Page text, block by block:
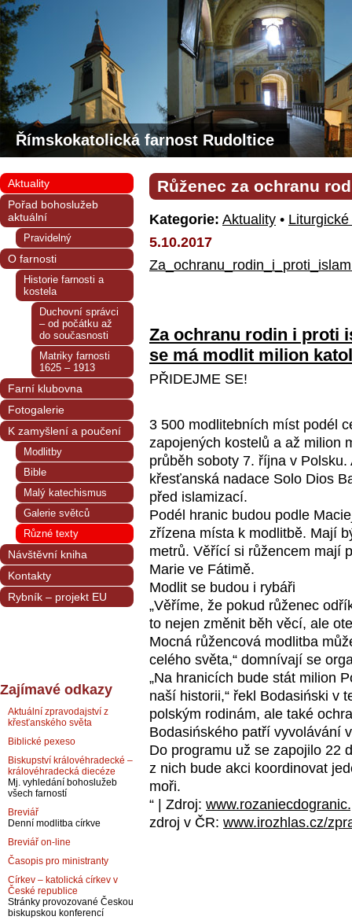
Římskokatolická farnost Rudoltice
Růženec za ochranu
Kategorie: Aktuality •
5.10.2017
Za ochranu rodin i proti
se má modlit milion
PŘIDEJME SE!
3 500 modlitebních míst podél
zapojených kostelů a až milion
průběh soboty 7. října v
křesťanská nadace Solo Dios
před islamizací.
Podél hranic budou podle
zřízena místa k modlitbě. Mají
metrů. Věřící si růžencem mají
Marie ve Fátimě.
Modlit se budou i rybáři
„Věříme, že pokud růženec
to nejen změnit běh věcí, ale
Mocná růžencová modlitba
celého světa,“ domnívají se
„Na hranicích bude stát milion
naší historii,“ řekl Bodasiński v
polským rodinám, ale také
Bodasińského patří vyvolávání
Do programu už se zapojilo 22
z nich bude akci koordinovat
moři.
“ | Zdroj:
zdroj v ČR: www.irozhlas.cz/
Aktuality
Pořad bohoslužeb
aktuální
Pravidelný
O farnosti
Historie farnosti a
kostela
Duchovní správci
– od počátku až
do současnosti
Matriky farnosti
1625 – 1913
Farní klubovna
Fotogalerie
K zamyšlení a poučení
Modlitby
Bible
Malý katechismus
Galerie světců
Různé texty
Návštěvní kniha
Kontakty
Rybník – projekt EU
Zajímavé odkazy
Aktuální zpravodajství z
křesťanského světa
Biblické pexeso
Biskupství královéhradecké –
královéhradecká diecéze
Mj. vyhledání bohoslužeb
všech farností
Breviář
Denní modlitba církve
Breviář on-line
Časopis pro ministranty
Církev – katolická církev v
České republice
Stránky provozované Českou
biskupskou konferencí